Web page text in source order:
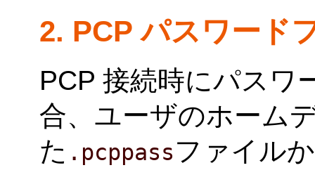
2. PCP パスワード
PCP 接続時にパスワ
合、ユーザのホーム
た .pcppassファイル